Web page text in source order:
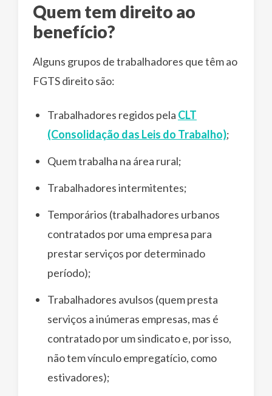
Quem tem direito ao
benefício?
Alguns grupos de trabalhadores que têm ao
FGTS direito são:
Trabalhadores regidos pela CLT
(Consolidação das Leis do Trabalho);
Quem trabalha na área rural;
Trabalhadores intermitentes;
Temporários (trabalhadores urbanos
contratados por uma empresa para
prestar serviços por determinado
período);
Trabalhadores avulsos (quem presta
serviços a inúmeras empresas, mas é
contratado por um sindicato e, por isso,
não tem vínculo empregatício, como
estivadores);